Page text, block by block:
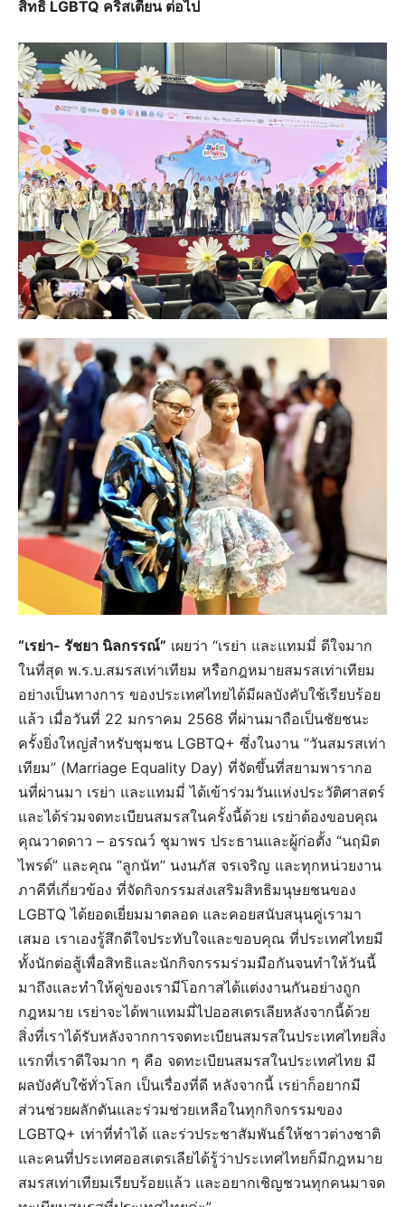
สิทธิ LGBTQ คริสเตียน ต่อไป
“เรย่า- รัชยา นิลกรรณ์” เผยว่า “เรย่า และแทมมี่ ดีใจมาก
ในที่สุด พ.ร.บ.สมรสเท่าเทียม หรือกฎหมายสมรสเท่าเทียม
อย่างเป็นทางการ ของประเทศไทยได้มีผลบังคับใช้เรียบร้อย
แล้ว เมื่อวันที่ 22 มกราคม 2568 ที่ผ่านมาถือเป็นชัยชนะ
ครั้งยิ่งใหญ่สำหรับชุมชน LGBTQ+ ซึ่งในงาน “วันสมรสเท่า
เทียม” (Marriage Equality Day) ที่จัดขึ้นที่สยามพารากอ
นที่ผ่านมา เรย่า และแทมมี่ ได้เข้าร่วมวันแห่งประวัติศาสตร์
และได้ร่วมจดทะเบียนสมรสในครั้งนี้ด้วย เรย่าต้องขอบคุณ
คุณวาดดาว – อรรณว์ ชุมาพร ประธานและผู้ก่อตั้ง “นฤมิต
ไพรด์” และคุณ “ลูกนัท” นงนภัส จรเจริญ และทุกหน่วยงาน
ภาคีที่เกี่ยวข้อง ที่จัดกิจกรรมส่งเสริมสิทธิมนุษยชนของ
LGBTQ ได้ยอดเยี่ยมมาตลอด และคอยสนับสนุนคู่เรามา
เสมอ เราเองรู้สึกดีใจประทับใจและขอบคุณ ที่ประเทศไทยมี
ทั้งนักต่อสู้เพื่อสิทธิและนักกิจกรรมร่วมมือกันจนทำให้วันนี้
มาถึงและทำให้คู่ของเรามีโอกาสได้แต่งงานกันอย่างถูก
กฎหมาย เรย่าจะได้พาแทมมี่ไปออสเตรเลียหลังจากนี้ด้วย
สิ่งที่เราได้รับหลังจากการจดทะเบียนสมรสในประเทศไทยสิ่ง
แรกที่เราดีใจมาก ๆ คือ จดทะเบียนสมรสในประเทศไทย มี
ผลบังคับใช้ทั่วโลก เป็นเรื่องที่ดี หลังจากนี้ เรย่าก็อยากมี
ส่วนช่วยผลักดันและร่วมช่วยเหลือในทุกกิจกรรมของ
LGBTQ+ เท่าที่ทำได้ และร่วประชาสัมพันธ์ให้ชาวต่างชาติ
และคนที่ประเทศออสเตรเลียได้รู้ว่าประเทศไทยก็มีกฎหมาย
สมรสเท่าเทียมเรียบร้อยแล้ว และอยากเชิญชวนทุกคนมาจด